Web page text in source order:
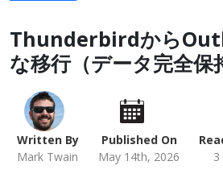
Thunderbirdから
な移行（データ完全保
Written By
Mark Twain
Published On
May 14th, 2026
3